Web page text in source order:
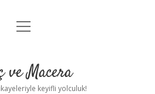
Anasayfa
Uyarı
menüyü
ve Macera
keyifli yolculuk!